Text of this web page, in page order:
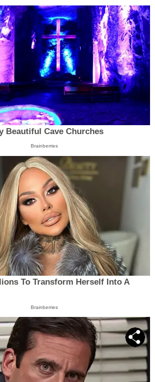
Beautiful Cave Churches
Brainberries
To Transform Herself Into A
Brainberries